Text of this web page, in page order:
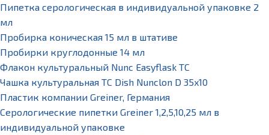
Пипетка серологическая в индивидуальной упаковке 2
мл
Пробирка коническая 15 мл в штативе
Пробирки круглодонные 14 мл
Флакон культуральный Nunc Easyflask TC
Чашка культуральная TC Dish Nunclon D 35x10
Пластик компании Greiner, Германия
Серологические пипетки Greiner 1,2,5,10,25 мл в
индивидуальной упаковке